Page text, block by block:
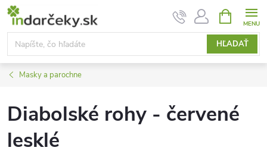
Prejsť
obsah
HĽADAŤ
KOŠÍK
Masky a parochne
Diabolské rohy - červené
lesklé